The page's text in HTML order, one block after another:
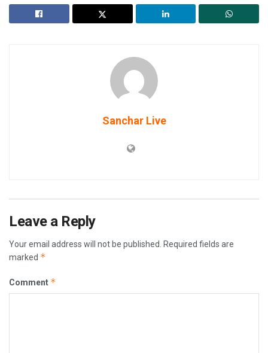
Sanchar Live
Leave a Reply
Your email address will not be published.
Required fields are
marked *
Comment *